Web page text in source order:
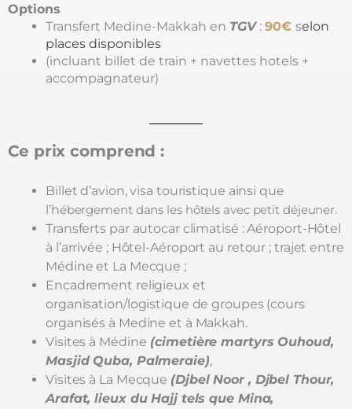
Options
Transfert Medine-Makkah en TGV: 90€ selon
places disponibles
(incluant billet de train + navettes hotels +
accompagnateur)
Ce prix comprend :
Billet d’avion, visa touristique ainsi que
l’hébergement dans les hôtels avec petit déjeuner.
Transferts par autocar climatisé : Aéroport-Hôtel
à l’arrivée ; Hôtel-Aéroport au retour ; trajet entre
Médine et La Mecque ;
Encadrement religieux et
organisation/logistique de groupes (cours
organisés à Medine et à Makkah.
Visites à Médine (cimetière martyrs Ouhoud,
Masjid Quba, Palmeraie),
Visites à La Mecque (Djbel Noor , Djbel Thour,
Arafat, lieux du Hajj tels que Mina,